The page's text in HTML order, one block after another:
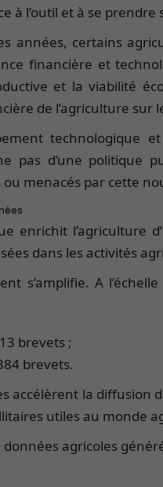
à l’outil et à se
années, certains
financière et
et la viabilité
de l’agriculture sur
technologique
pas d’une
menacés par cette
enrichit l’agriculture
dans les activités
s’amplifie. A
brevets ;
brevets.
accélèrent la diffusion
utiles au monde
données agricoles